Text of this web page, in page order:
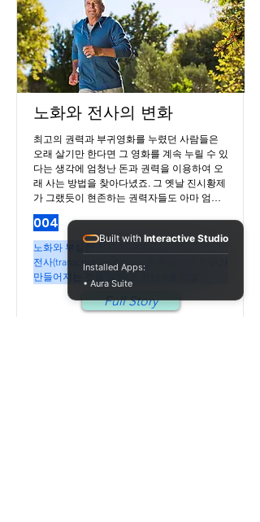
는 DNA에 double break를 만드는 효소로 이
결과는 언뜻 보면 DNA가 많이 손상되면 노화
가 촉진된다는 가설과 대체로 일치 하는 것 같
지만, 사실 돌연변이 발생률에는 큰 차이가 없
었다. 반면 후성유전학적 지도(epigenetic
landscape)가 많이 바뀐 것을 볼 수 있었다. 즉,
DNA부위에 따라 히스톤 단백질의 결합 정도
가 상당히 틀린데, 이런 차이가 많이 없어진 것
이다. 이 실험으로 DNA손상이 후성유전학적
변형을 유발하였고 그 결과 노화가 급속하게
진행되었다는 것이 입증된 셈이다. 사실 이미
많은 연구자들이 돌연변이 보다 후성유전학적
변화가 노화의 원인임을 주장하고 있었다. 이
번 실험을 통해 DNA손상이 노화의 원인이라
는 주장과 후성유전학적 변화가 노화의 원인
이라는 주장의 연결점을 찾은 것으로 생각된
다. 물론 DNA손상이 어떤 방식으로 후성유전
학적변화를 일으켰는지 또 어떤 변화가 노화
와 직접적으로 연관되어 있는지는 아직도 많
은 연구가 필요하다. 하지만 다 밝혀질 때까지
기다리기엔 후원자나 연구자들의 수명이 너무
짧기에, 너무 서두르는 경향이 있지만, 많은 연
노화와 전사의 변화
최고의 권력과 부귀영화를 누렸던 사람들은
오래 살기만 한다면 그 영화를 계속 누릴 수 있
다는 생각에 엄청난 돈과 권력을 이용하여 오
래 사는 방법을 찾아다녔죠. 그 옛날 진시황제
가 그랬듯이 현존하는 권력자들도 아마 엄청
난 투자를 하고 있을 것 같군요. 그런데 어디에
투자할까요? 의술이 더발달하면 병을 고치니
더 오래 살긴 하겠죠. 하지만 병원에서 시간을
보내야할 정도로 건강이 나빠지면 그렇게 오
래 살고 싶은 마음도 없어질 것 같군요. 더 늙
기 전에 노화와 관련된 연구 결과들을생활에
잘 활용하면 조금은 더 오래 건강하게 살 수 있
지 않을까? 하는 생각이 듭니다.
004
노화와 부실한 전사의 관계
전사(transcription)란 DNA를 주형으로 RNA가
만들어지는 것을 말한다. 지난 4월 12일
Nature에 발표된 논문에 따르면 노화란 전사
과정에서 생기는 변화와 함께 일어나는 현상
Full Story
Built with Interactive Studio
Installed Apps:
• Aura Suite